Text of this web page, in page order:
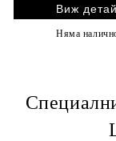
Виж
Няма